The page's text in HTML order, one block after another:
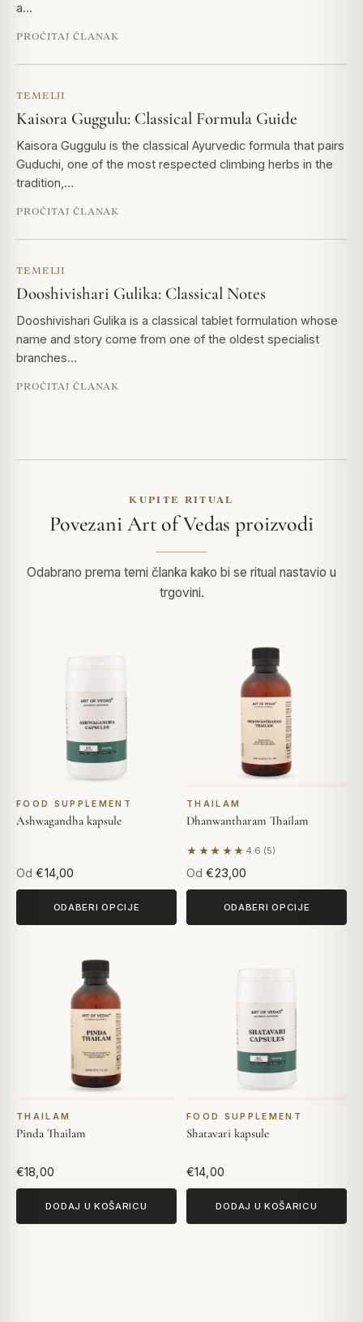
a…
PROČITAJ ČLANAK
TEMELJI
Kaisora Guggulu: Classical Formula Guide
Kaisora Guggulu is the classical Ayurvedic formula that pairs
Guduchi, one of the most respected climbing herbs in the
tradition,…
PROČITAJ ČLANAK
TEMELJI
Dooshivishari Gulika: Classical Notes
Dooshivishari Gulika is a classical tablet formulation whose
name and story come from one of the oldest specialist
branches…
PROČITAJ ČLANAK
KUPITE RITUAL
Povezani Art of Vedas proizvodi
Odabrano prema temi članka kako bi se ritual nastavio u
trgovini.
FOOD SUPPLEMENT
Ashwagandha kapsule
Od €14,00
ODABERI OPCIJE
THAILAM
Dhanwantharam Thailam
★★★★★ 4.6 (5)
Na temelju 5 recenzija
Od €23,00
ODABERI OPCIJE
THAILAM
Pinda Thailam
€18,00
DODAJ U KOŠARICU
FOOD SUPPLEMENT
Shatavari kapsule
€14,00
DODAJ U KOŠARICU